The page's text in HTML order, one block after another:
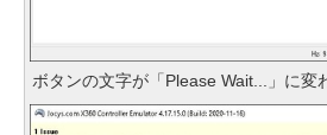
ボタンの文字が「Please Wait...」に変